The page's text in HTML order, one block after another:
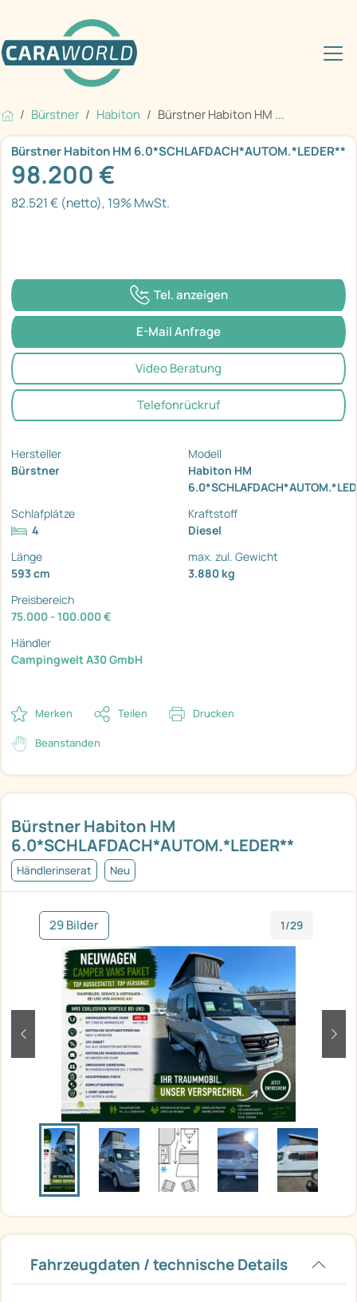
Bürstner Habiton Bürstner Habiton HM ...
Bürstner Habiton HM
6.0*SCHLAFDACH*AUTOM.*LEDER**
Händlerinserat Neu
29 Bilder 1/29
zurück
Fahrzeugdaten / technische Details
Bürstner Habiton HM 6.0*SCHLAFDACH*AUTOM.*LEDER**
98.200 €
82.521 € (netto), 19% MwSt.
Tel. anzeigen
E-Mail Anfrage
Video Beratung
Telefonrückruf
Hersteller
Bürstner
Modell
Habiton HM
Schlafplätze
4
Kraftstoff
Diesel
Länge
593 cm
max. zul. Gewicht
3.880 kg
Preisbereich
75.000 - 100.000 €
Händler
Campingwelt A30 GmbH
Merken Teilen Drucken
Beanstanden